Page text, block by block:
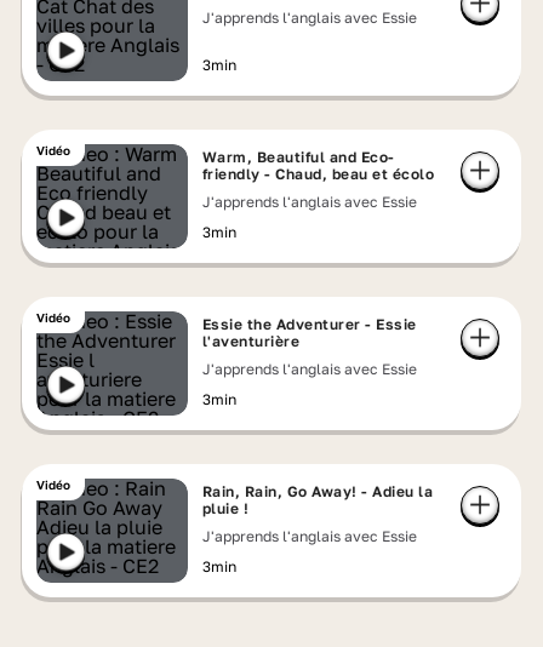
J'apprends l'anglais avec Essie
3min
Vidéo
Warm, Beautiful and Eco-
friendly - Chaud, beau et écolo
J'apprends l'anglais avec Essie
3min
Vidéo
Essie the Adventurer - Essie
l'aventurière
J'apprends l'anglais avec Essie
3min
Vidéo
Rain, Rain, Go Away! - Adieu la
pluie !
J'apprends l'anglais avec Essie
3min